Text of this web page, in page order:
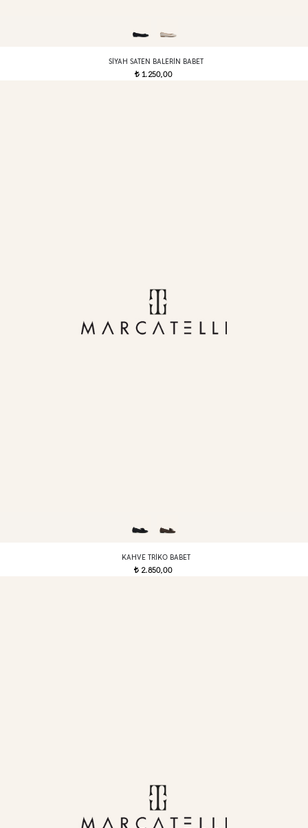
SIYAH SATEN BALERIN BABET
t1.250,00
KAHVE TRIKO BABET
t 2.850,00